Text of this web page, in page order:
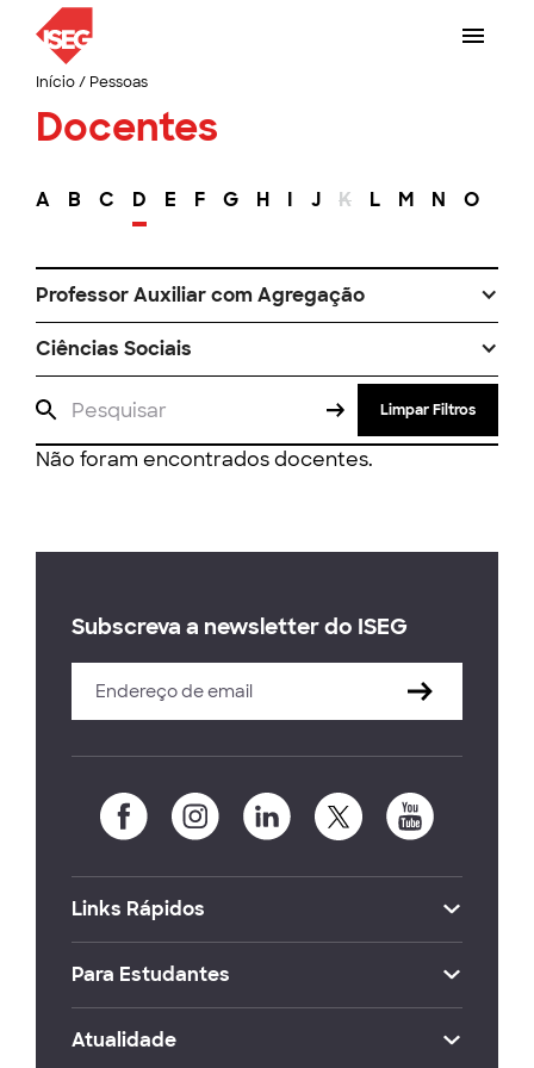
Início/ Pessoas
Docentes
A B C D E F G H I J K L M N O
Professor Auxiliar com Agregação
Ciências Sociais
Limpar Filtros
Não foram encontrados docentes.
Subscreva a newsletter do ISEG
Links Rápidos
Para Estudantes
Atualidade